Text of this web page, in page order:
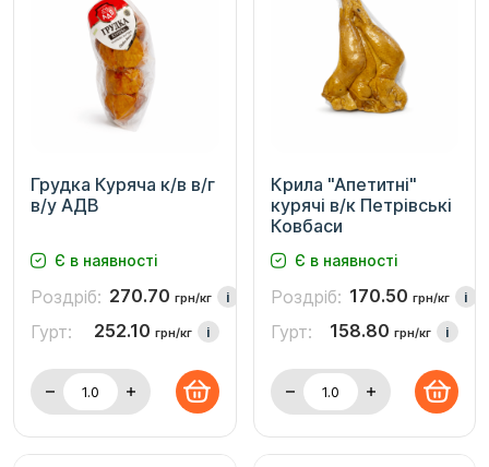
Грудка Куряча к/в в/г
в/у АДВ
Є в наявності
Роздріб: 270.70 грн/кг i
Гурт: 252.10 грн/кг i
Крила "Апетитні"
курячі в/к Петрівські
Ковбаси
Є в наявності
Роздріб: 170.50 грн/кг i
Гурт: 158.80 грн/кг i